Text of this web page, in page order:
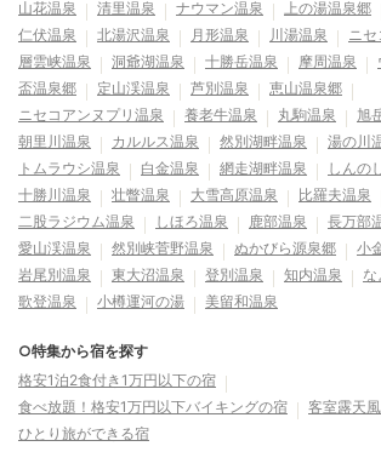
山花温泉 清里温泉 ナウマン温泉 上の湯温泉郷
仁伏温泉
北湯沢温泉 月形温泉 川湯温泉
ニ
層雲峡温泉
洞爺湖温泉 十勝岳温泉 摩周温泉
盃温泉郷
定山渓温泉 芦別温泉
恵山温泉郷
ニセコアンヌプリ温泉
養老牛温泉 丸駒温泉
旭
朝里川温泉
カルルス温泉 然別湖畔温泉 湯の川
トムラウシ温泉
白金温泉 網走湖畔温泉
しんの
十勝川温泉
壮瞥温泉 大雪高原温泉
比羅夫温泉
二股ラジウム温泉
しほろ温泉 鹿部温泉 長万部
愛山渓温泉
然別峡菅野温泉 ぬかびら源泉郷
小
岩尾別温泉
東大沼温泉 登別温泉 知内温泉
な
歌登温泉
小樽運河の湯 美留和温泉
○特集から宿を探す
格安1泊2食付き1万円以下の宿
食べ放題！格安1万円以下バイキングの宿
客室露天
ひとり旅ができる宿